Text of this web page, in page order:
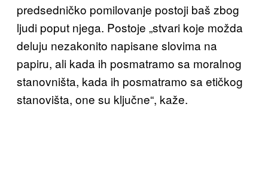
predsedničko pomilovanje postoji baš zbog
ljudi poput njega. Postoje „stvari koje možda
deluju nezakonito napisane slovima na
papiru, ali kada ih posmatramo sa moralnog
stanovništa, kada ih posmatramo sa etičkog
stanovišta, one su ključne“, kaže.